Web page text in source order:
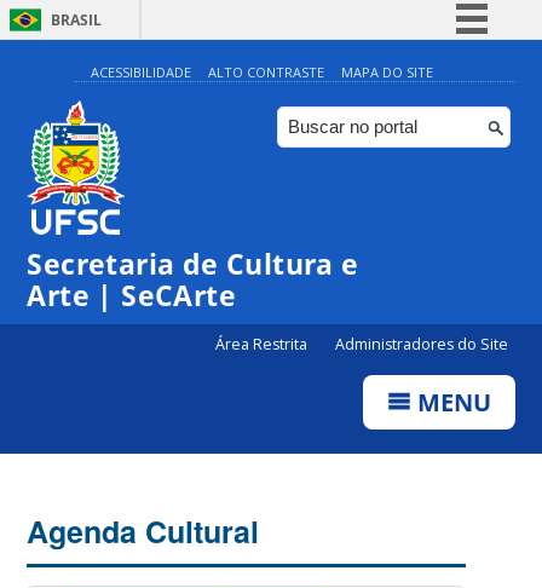
BRASIL
Simplifique!
Comunica BR
Participe
ACESSIBILIDADE ALTO CONTRASTE MAPA DO SITE
Secretaria de Cultura e
Arte | SeCArte
Área Restrita Administradores do Site
MENU
Agenda Cultural